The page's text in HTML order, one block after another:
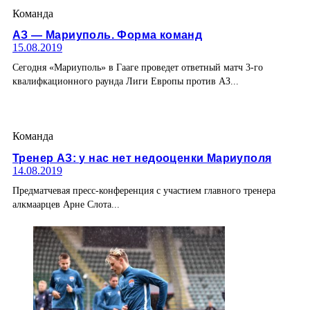
Команда
АЗ — Мариуполь. Форма команд
15.08.2019
Сегодня «Мариуполь» в Гааге проведет ответный матч 3-го
квалифкационного раунда Лиги Европы против АЗ...
Команда
Тренер АЗ: у нас нет недооценки Мариуполя
14.08.2019
Предматчевая пресс-конференция с участием главного тренера
алкмаарцев Арне Слота...